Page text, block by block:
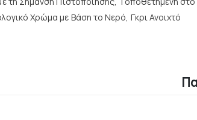
Χρώμα με Βάση το Νερό, Γκρι Ανοιχτό